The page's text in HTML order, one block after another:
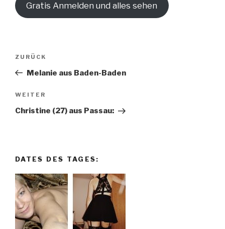
Gratis Anmelden und alles sehen
Beitragsnavigation
Vorheriger
Beitrag
ZURÜCK
Melanie aus Baden-Baden
Nächster
Beitrag
WEITER
Christine (27) aus Passau:
DATES DES TAGES: